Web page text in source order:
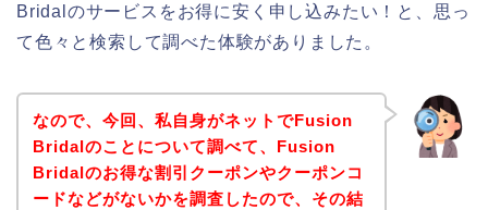
Bridalのサービスをお得に安く申し込みたい！と、思っ
て色々と検索して調べた体験がありました。
なので、今回、私自身がネットでFusion
Bridalのことについて調べて、Fusion
Bridalのお得な割引クーポンやクーポンコ
ードなどがないかを調査したので、その結